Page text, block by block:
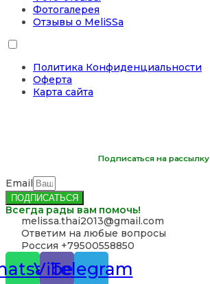
Фотогалерея
Отзывы о MeliSSa
Политика Конфиденциальности
Оферта
Карта сайта
Подписаться на рассылку
Email
ПОДПИСАТЬСЯ
Всегда рады вам помочь!
‪melissa.thai2013@gmail.com
Ответим на любые вопросы
Россия +79500558850
Viber
Telegram